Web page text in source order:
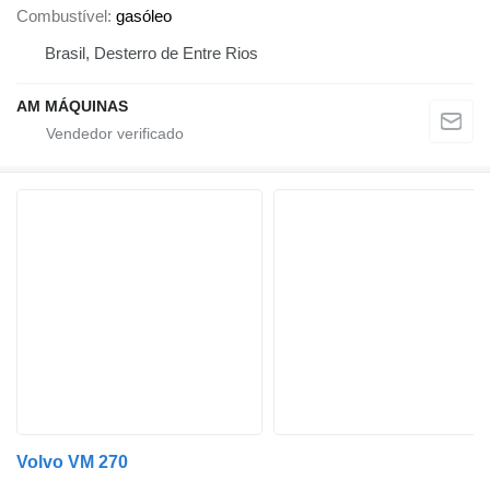
Combustível gasóleo
Brasil, Desterro de Entre Rios
AM MÁQUINAS
Volvo VM 270